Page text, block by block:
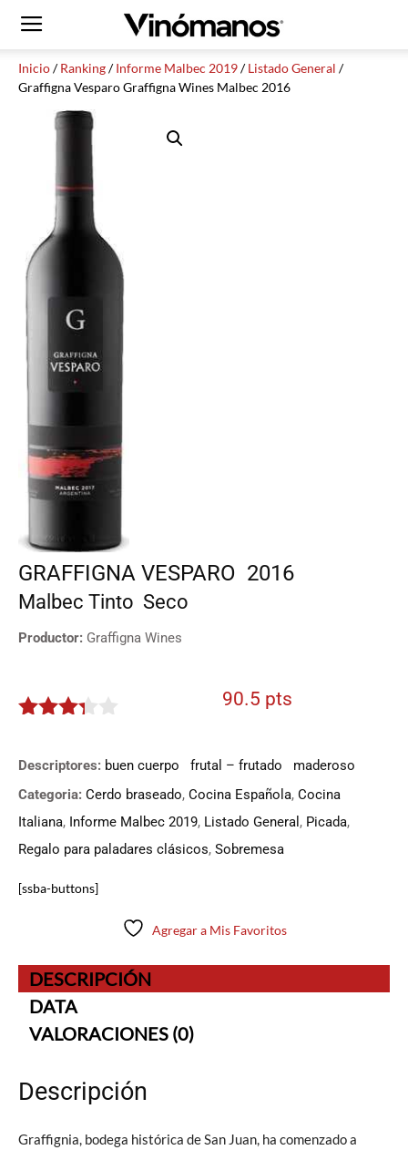
Inicio/Ranking/Informe Malbec 2019/Listado General /
Graffigna Vesparo Graffigna Wines Malbec 2016
GRAFFIGNA VESPARO 2016
Malbec Tinto Seco
Productor: Graffigna Wines
90.5 pts
Descriptores: buen cuerpo frutal – frutado
maderoso
Categoria: Cerdo braseado, Cocina Española, Cocina
Italiana, Informe Malbec 2019, Listado General , Picada,
Regalo para paladares clásicos, Sobremesa
[ssba-buttons]
Agregar a Mis Favoritos
DESCRIPCIÓN
DATA
VALORACIONES (0)
Descripción
Graffignia, bodega histórica de San Juan, ha comenzado a